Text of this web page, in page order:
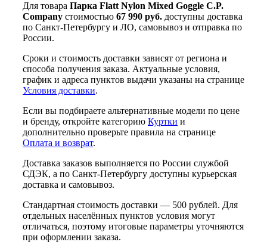
Для товара Парка Flatt Nylon Mixed Goggle C.P.
Company стоимостью 67 990 руб. доступны доставка
по Санкт-Петербургу и ЛО, самовывоз и отправка по
России.
Сроки и стоимость доставки зависят от региона и
способа получения заказа. Актуальные условия,
график и адреса пунктов выдачи указаны на странице
Условия доставки.
Если вы подбираете альтернативные модели по цене
и бренду, откройте категорию Куртки и
дополнительно проверьте правила на странице
Оплата и возврат.
Доставка заказов выполняется по России службой
СДЭК, а по Санкт-Петербургу доступны курьерская
доставка и самовывоз.
Стандартная стоимость доставки — 500 рублей. Для
отдельных населённых пунктов условия могут
отличаться, поэтому итоговые параметры уточняются
при оформлении заказа.